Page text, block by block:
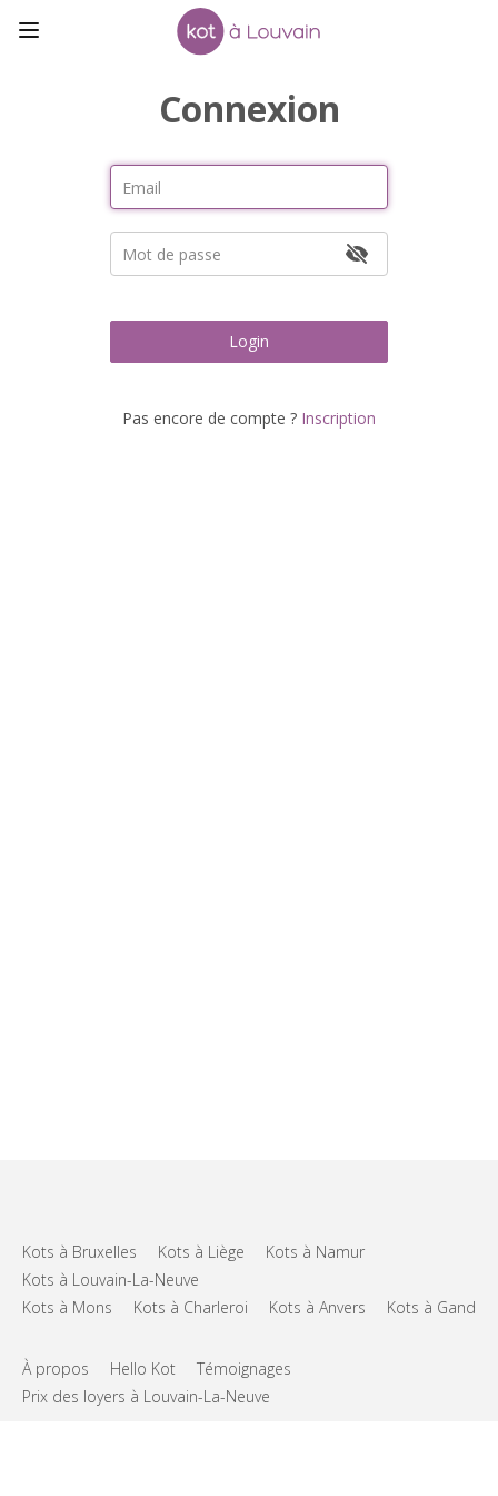
Connexion
Login
Pas encore de compte ? Inscription
Kots à Bruxelles Kots à Liège
Kots à Namur
Kots à Louvain-La-Neuve
Kots à Mons
Kots à Charleroi Kots à Anvers Kots à Gand
À propos Hello Kot
Témoignages
Prix des loyers à Louvain-La-Neuve